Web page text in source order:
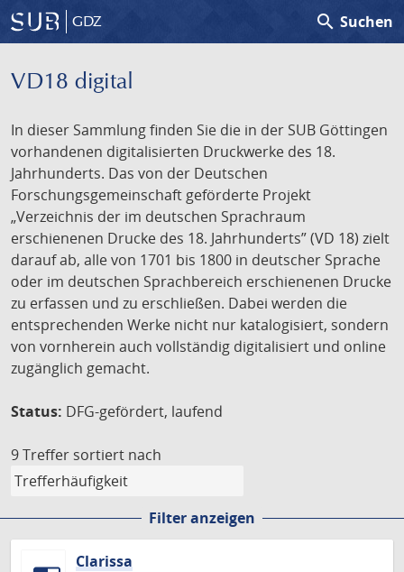
GDZ search Suchen
VD18 digital
In dieser Sammlung finden Sie die in der SUB Göttingen
vorhandenen digitalisierten Druckwerke des 18.
Jahrhunderts. Das von der Deutschen
Forschungsgemeinschaft geförderte Projekt
„Verzeichnis der im deutschen Sprachraum
erschienenen Drucke des 18. Jahrhunderts” (VD 18) zielt
darauf ab, alle von 1701 bis 1800 in deutscher Sprache
oder im deutschen Sprachbereich erschienenen Drucke
zu erfassen und zu erschließen. Dabei werden die
entsprechenden Werke nicht nur katalogisiert, sondern
von vornherein auch vollständig digitalisiert und online
zugänglich gemacht.
Status: DFG-gefördert, laufend
9 Treffer sortiert nach
Filter anzeigen
Clarissa